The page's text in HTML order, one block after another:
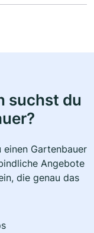
ich feststellen
suchst du
Gartenbauer
Angebote
die genau das